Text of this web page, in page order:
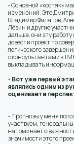
- Основной «костяк»
изменений. Это
Владимир Филатов,
Лёвин и другие
дальше, они эту
довести проект по
логического
с консультантами
выкладывать
- Вот уже первый
являлись одним из
оцениваете
- Прогнозы у меня
участвуем,
напоминает о
значимости этого